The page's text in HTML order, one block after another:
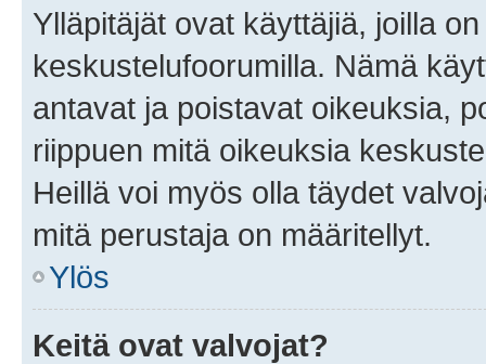
Ylläpitäjät ovat käyttäjiä, joilla
keskustelufoorumilla. Nämä
antavat ja poistavat oikeuksia,
riippuen mitä oikeuksia
Heillä voi myös olla täydet
mitä perustaja on määritellyt.
Ylös
Keitä ovat valvojat?